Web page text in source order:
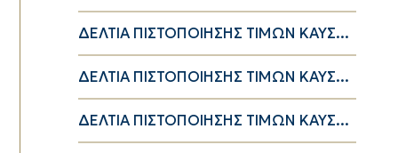
ΔΕΛΤΙΑ ΠΙΣΤΟΠΟΙΗΣΗΣ ΤΙΜΩΝ ΚΑΥΣ...
ΔΕΛΤΙΑ ΠΙΣΤΟΠΟΙΗΣΗΣ ΤΙΜΩΝ ΚΑΥΣ...
ΔΕΛΤΙΑ ΠΙΣΤΟΠΟΙΗΣΗΣ ΤΙΜΩΝ ΚΑΥΣ...